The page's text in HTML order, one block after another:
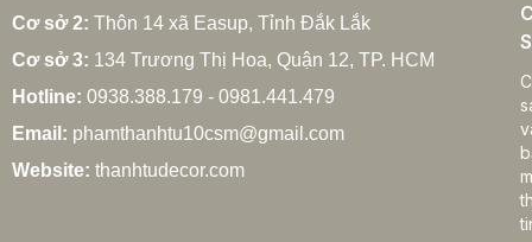
Cách chọn rèm cửa gia đình hợp phong thủy
27/02/2026
Cơ sở 2: Thôn 14 xã Easup, Tỉnh Đắk Lắk
Cơ sở 3: 134 Trương Thị Hoa, Quận 12, TP. HCM
Hotline: 0938.388.179 - 0981.441.479
Email: phamthanhtu10csm@gmail.com
Website: thanhtudecor.com